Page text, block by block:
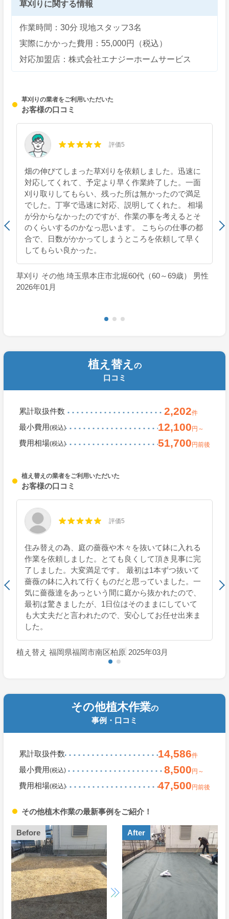
草刈りに関する情報
作業時間：30分 現地スタッフ3名
実際にかかった費用：55,000円（税込）
対応加盟店：株式会社エナジーホームサービス
草刈りの業者をご利用いただいた
お客様の口コミ
評価5
畑の伸びてしまった草刈りを依頼しました。迅速に
対応してくれて、予定より早く作業終了した。一面
刈り取りしてもらい、残った所は無かったので満足
でした。丁寧で迅速に対応、説明してくれた。 相場
が分からなかったのですが、作業の事を考えるとそ
のくらいするのかなっ思います。 こちらの仕事の都
合で、日数がかかってしまうところを依頼して早く
してもらい良かった。
草刈り その他 埼玉県本庄市北堀60代（60～69歳） 男性
2026年01月
植え替え の
口コミ
累計取扱件数 2,202件
最小費用(税込) 12,100 円～
費用相場(税込) 51,700 円前後
植え替えの業者をご利用いただいた
お客様の口コミ
評価5
住み替えの為、庭の薔薇や木々を抜いて鉢に入れる
作業を依頼しました。とても良くして頂き見事に完
了しました。大変満足です。 最初は1本ずつ抜いて
薔薇の鉢に入れて行くものだと思っていました。一
気に薔薇達をあっという間に庭から抜かれたので、
最初は驚きましたが、1日位はそのままにしていて
も大丈夫だと言われたので、安心してお任せ出来ま
した。
植え替え 福岡県福岡市南区柏原 2025年03月
その他植木作業の
事例・口コミ
累計取扱件数 14,586件
最小費用(税込) 8,500 円～
費用相場(税込) 47,500 円前後
その他植木作業の最新事例をご紹介！
Before After